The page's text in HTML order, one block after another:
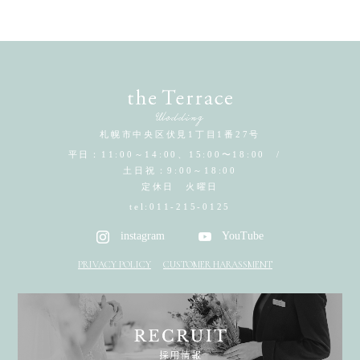
札幌市中央区伏見1丁目1番27号
平日：11:00～14:00、15:00〜18:00 /
土日祝：9:00～18:00
定休日 火曜日
tel: 011-215-0125
instagram YouTube
PRIVACY POLICY CUSTOMER HARASSMENT